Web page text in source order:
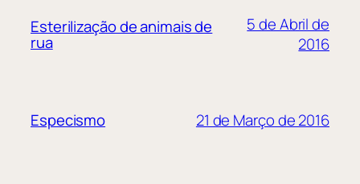
Esterilização de animais de
rua
5 de Abril de
2016
Especismo 21 de Março de 2016